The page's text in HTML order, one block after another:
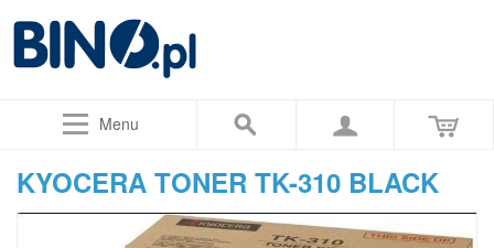
Menu
KYOCERA TONER TK-310 BLACK